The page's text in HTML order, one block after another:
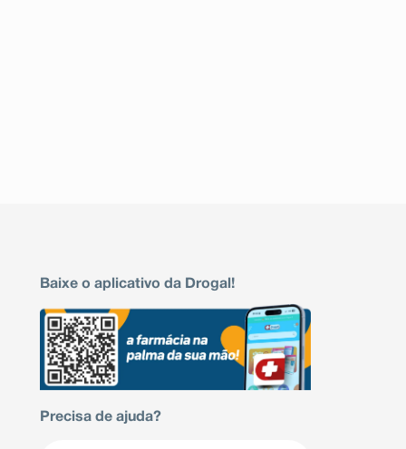
Baixe o aplicativo da Drogal!
Precisa de ajuda?